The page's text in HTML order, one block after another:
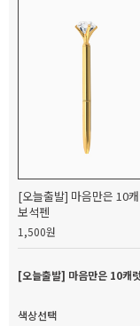
[오늘출발] 마음만은 10
보석펜
1,500원
[오늘출발] 마음만은 10캐
색상선택